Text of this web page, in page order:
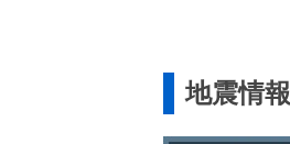
地震情報